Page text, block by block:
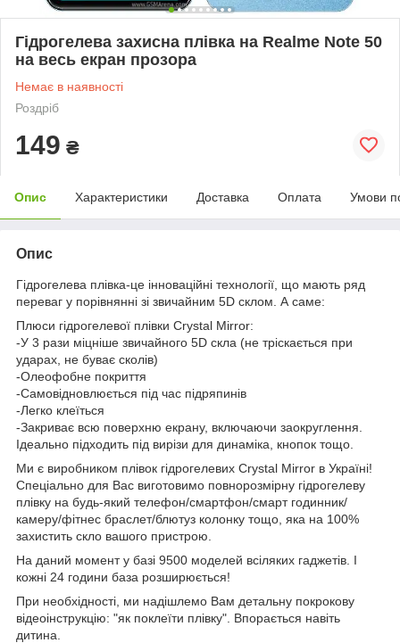
Гідрогелева захисна плівка на Realme Note 50
на весь екран прозора
Немає в наявності
Роздріб
149 ₴
Опис Характеристики Доставка Оплата Умови
Опис
Гідрогелева плівка-це інноваційні технології, що мають ряд
переваг у порівнянні зі звичайним 5D склом. А саме:
Плюси гідрогелевої плівки Crystal Mirror:
-У 3 рази міцніше звичайного 5D скла (не тріскається при
ударах, не буває сколів)
-Олеофобне покриття
-Самовідновлюється під час підряпинів
-Легко клеїться
-Закриває всю поверхню екрану, включаючи заокруглення.
Ідеально підходить під вирізи для динаміка, кнопок тощо.
Ми є виробником плівок гідрогелевих Crystal Mirror в Україні!
Спеціально для Вас виготовимо повнорозмірну гідрогелеву
плівку на будь-який телефон/смартфон/смарт годинник/
камеру/фітнес браслет/блютуз колонку тощо, яка на 100%
захистить скло вашого пристрою.
На даний момент у базі 9500 моделей всіляких гаджетів. І
кожні 24 години база розширюється!
При необхідності, ми надішлемо Вам детальну покрокову
відеоінструкцію: "як поклеїти плівку". Впорається навіть
дитина.